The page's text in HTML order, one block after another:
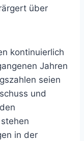
über
kontinuierlich
Jahren
seien
und
in der